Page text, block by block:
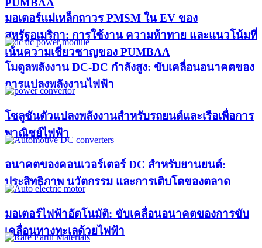
PUMBAA​
มอเตอร์แม่เหล็กถาวร PMSM ใน EV ของ
สหรัฐอเมริกา: การใช้งาน ความท้าทาย และแนวโน้มที่
เน้นความเชี่ยวชาญของ PUMBAA​
โมดูลพลังงาน DC-DC กำลังสูง: ขับเคลื่อนอนาคตของ
การแปลงพลังงานไฟฟ้า
โซลูชันตัวแปลงพลังงานสำหรับรถยนต์และเรือเพื่อการ
พาณิชย์ไฟฟ้า
อนาคตของคอนเวอร์เตอร์ DC สำหรับยานยนต์:
ประสิทธิภาพ นวัตกรรม และการเติบโตของตลาด
มอเตอร์ไฟฟ้าอัตโนมัติ: ขับเคลื่อนอนาคตของการขับ
เคลื่อนทางทะเลด้วยไฟฟ้า